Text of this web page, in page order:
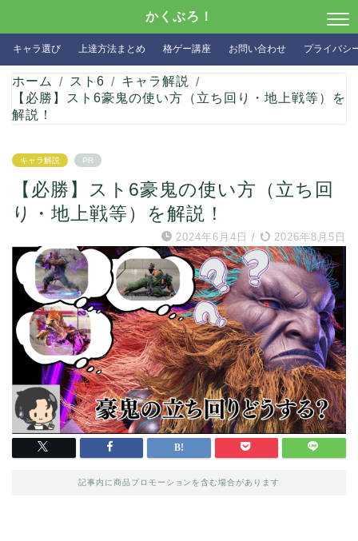
かくぶろ！
キャラ選び 上達方法まとめ 格ゲー講座 お問い合わせ プライバシ
ホーム スト6
キャラ解説
【必勝】スト6豪鬼の使い方（立ち回り・地上戦等）を
解説！
キャラ解説 PR
【必勝】スト6豪鬼の使い方（立ち回
り・地上戦等）を解説！
2024年6月4日 / 2026年8月5日
記事内に商品プロモーションを含む場合があります